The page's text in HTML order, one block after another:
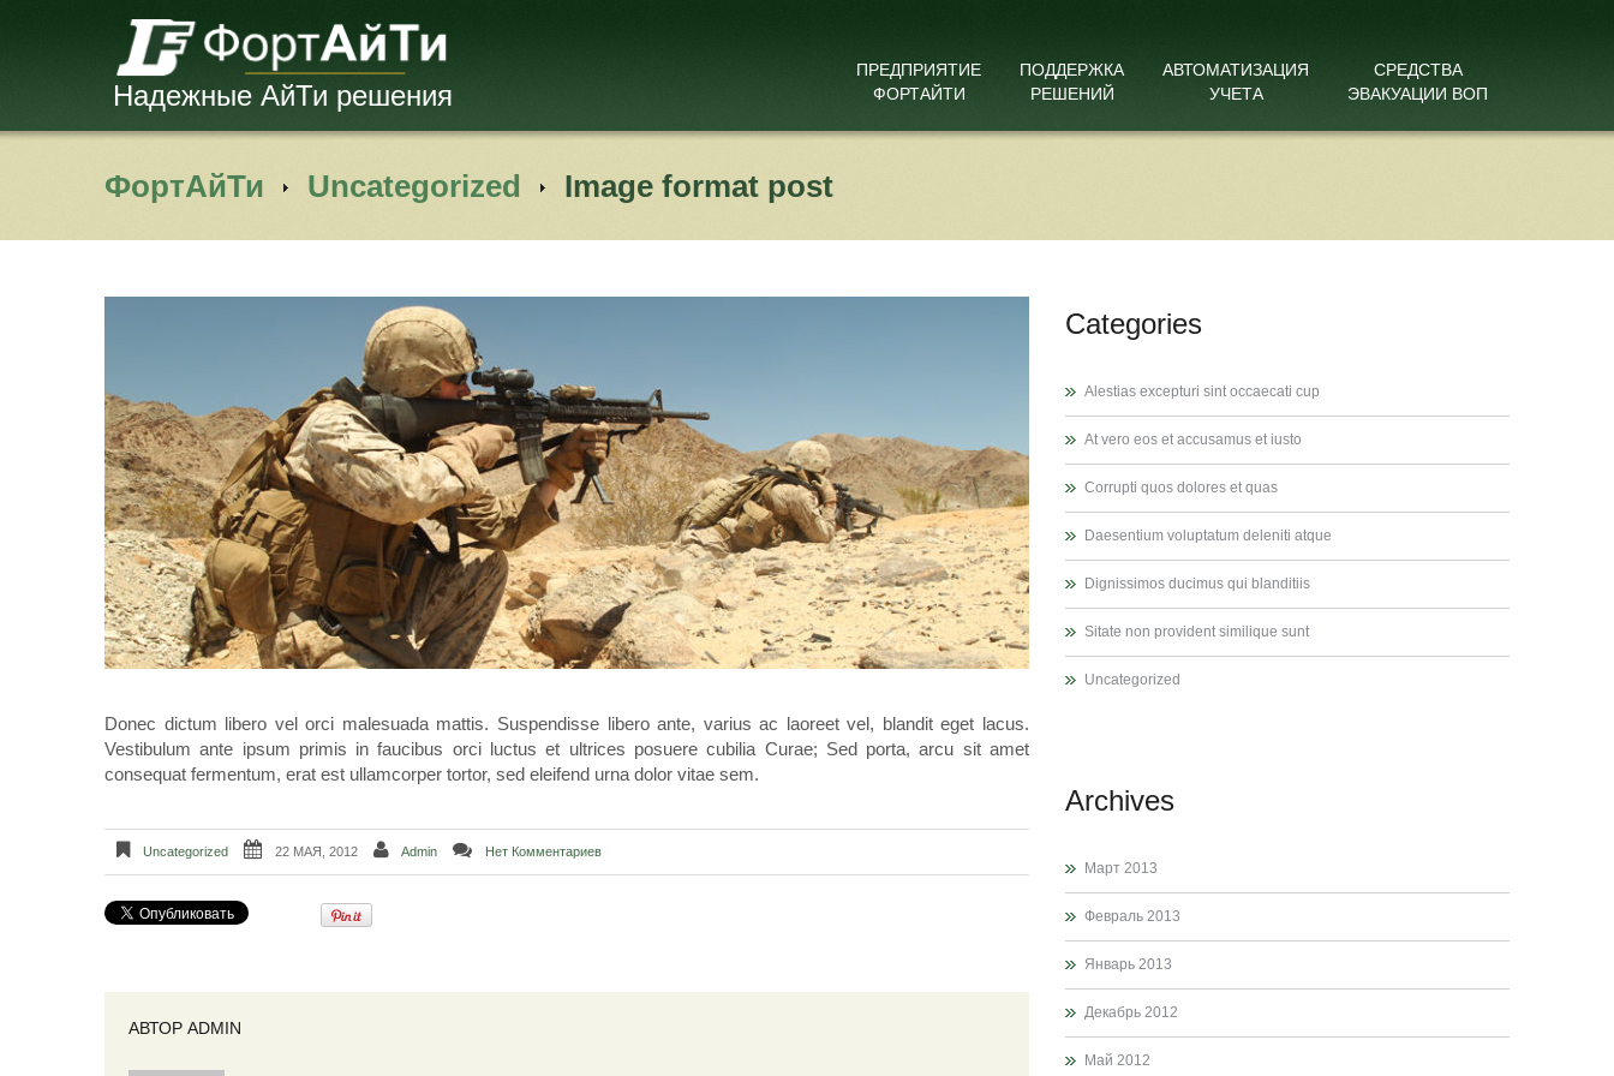
Надежные АйТи решения
ПРЕДПРИЯТИЕ
ФОРТАЙТИ
ПОДДЕРЖКА
РЕШЕНИЙ
АВТОМАТИЗАЦИЯ
УЧЕТА
СРЕДСТВА
ЭВАКУАЦИИ ВОП
ФортАйТи Uncategorized Image format post
Donec dictum libero vel orci malesuada mattis. Suspendisse libero ante, varius ac laoreet vel, blandit eget lacus.
Vestibulum ante ipsum primis in faucibus orci luctus et ultrices posuere cubilia Curae; Sed porta, arcu sit amet
consequat fermentum, erat est ullamcorper tortor, sed eleifend urna dolor vitae sem.
Uncategorized 22 МАЯ, 2012 Admin Нет Комментариев
АВТОР ADMIN
Categories
Alestias excepturi sint occaecati cup
At vero eos et accusamus et iusto
Corrupti quos dolores et quas
Daesentium voluptatum deleniti atque
Dignissimos ducimus qui blanditiis
Sitate non provident similique sunt
Uncategorized
Archives
Март 2013
Февраль 2013
Январь 2013
Декабрь 2012
Май 2012